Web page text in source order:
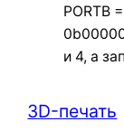
PORTB
и 4, а
3D-печать